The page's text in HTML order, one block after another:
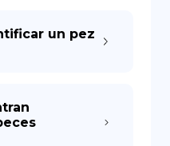
un pez